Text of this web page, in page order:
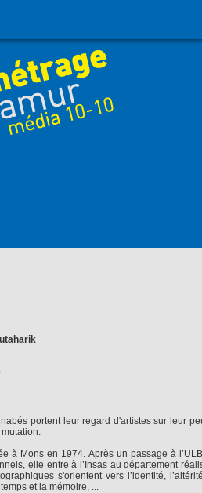
portent leur regard d'artistes sur leur
à Mons en 1974. Après un passage à
elle entre à l’Insas au département
s'orientent vers l’identité,
et la mémoire, ...